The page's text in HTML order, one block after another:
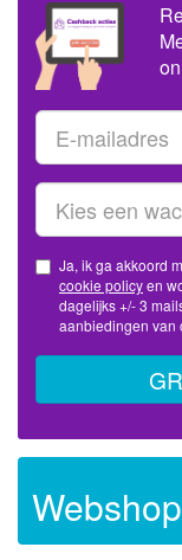
Ja, ik ga akkoord
cookie policy
dagelijks +/- 3 mails van cashbackacties met
aanbiedingen van